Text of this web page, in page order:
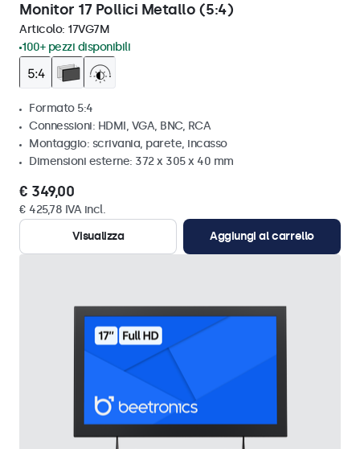
Monitor 17 Pollici Metallo (5:4)
Articolo: 17VG7M
100+ pezzi disponibili
Formato 5:4
Connessioni: HDMI, VGA, BNC, RCA
Montaggio: scrivania, parete, incasso
Dimensioni esterne: 372 x 305 x 40 mm
€ 349,00
€ 425,78 IVA incl.
Visualizza
Aggiungi al carrello